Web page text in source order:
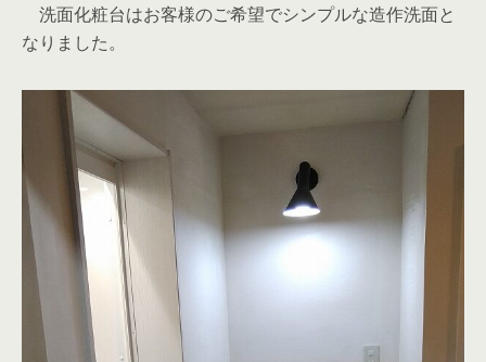
洗面化粧台はお客様のご希望でシンプルな造作洗面と
なりました。